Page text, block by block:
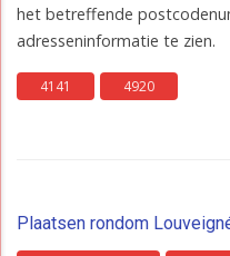
het betreffende
adresseninformatie te zien.
4141 4920
Plaatsen rondom